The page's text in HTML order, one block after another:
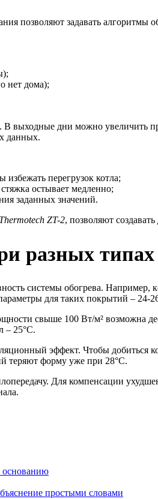
позволяют задавать алгоритмы
нет дома);
В выходные дни можно увеличить
данных.
избежать перегрузок котла;
остывает медленно;
заданных значений.
Thermotech ZT-2, позволяют
разных
системы обогрева. Например,
для таких покрытий – 24-
свыше 100 Вт/м² возможна
– 25°C.
эффект. Чтобы
теряют форму уже при 28°C.
Для компенсации
основанию
простыми словами